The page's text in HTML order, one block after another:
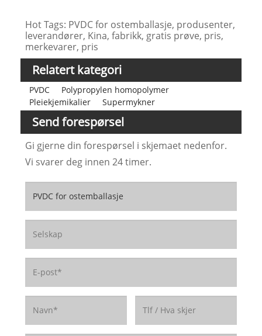
Hot Tags: PVDC for ostemballasje, produsenter,
leverandører, Kina, fabrikk, gratis prøve, pris,
merkevarer, pris
Relatert kategori
PVDC
Polypropylen homopolymer
Pleiekjemikalier
Supermykner
Send forespørsel
Gi gjerne din forespørsel i skjemaet nedenfor.
Vi svarer deg innen 24 timer.